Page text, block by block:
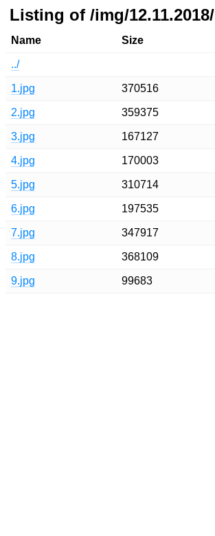
Listing of /img/12.11.2018/
Name Size
../
1.jpg 370516
2.jpg 359375
3.jpg 167127
4.jpg 170003
5.jpg 310714
6.jpg 197535
7.jpg 347917
8.jpg 368109
9.jpg 99683